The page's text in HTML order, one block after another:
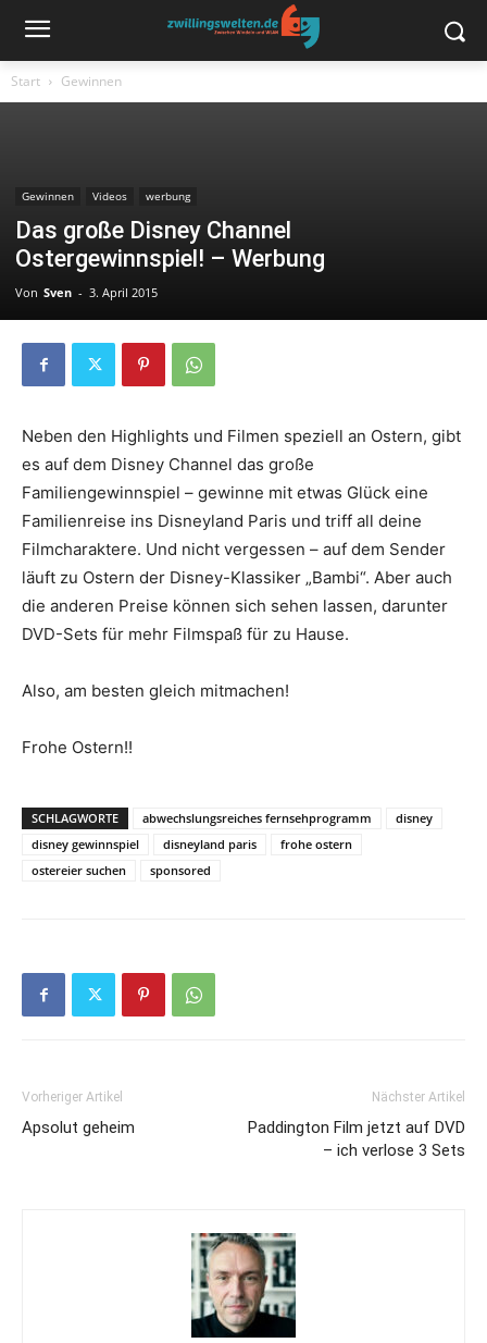
Start Gewinnen
Gewinnen Videos werbung
Das große Disney Channel
Ostergewinnspiel! – Werbung
Von Sven - 3. April 2015
Neben den Highlights und Filmen speziell an Ostern, gibt
es auf dem Disney Channel das große
Familiengewinnspiel – gewinne mit etwas Glück eine
Familienreise ins Disneyland Paris und triff all deine
Filmcharaktere. Und nicht vergessen – auf dem Sender
läuft zu Ostern der Disney-Klassiker „Bambi“. Aber auch
die anderen Preise können sich sehen lassen, darunter
DVD-Sets für mehr Filmspaß für zu Hause.
Also, am besten gleich mitmachen!
Frohe Ostern!!
SCHLAGWORTE abwechslungsreiches fernsehprogramm
disney
disney gewinnspiel
disneyland paris
frohe ostern
ostereier suchen
sponsored
Vorheriger Artikel
Apsolut geheim
Nächster Artikel
Paddington Film jetzt auf DVD
– ich verlose 3 Sets